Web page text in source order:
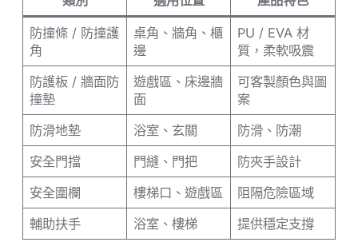
防撞條 / 防撞護
角
桌角、牆角、櫃
邊
PU / EVA 材
質，柔軟吸震
防護板 / 牆面防
撞墊
遊戲區、床邊牆
面
可客製顏色與圖
案
防滑地墊
浴室、玄關
防滑、防潮
安全門擋
門縫、門把
防夾手設計
安全圍欄
樓梯口、遊戲區
阻隔危險區域
輔助扶手
浴室、樓梯 提供穩定支撐